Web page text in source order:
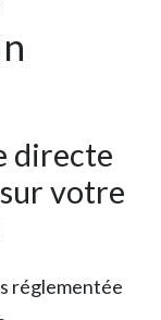
directe
votre
réglementée